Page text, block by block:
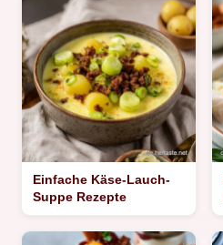
Einfache Käse-Lauch-
Suppe Rezepte